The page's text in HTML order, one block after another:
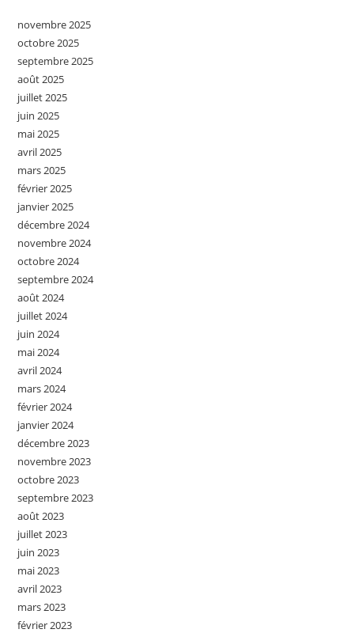
novembre 2025
octobre 2025
septembre 2025
août 2025
juillet 2025
juin 2025
mai 2025
avril 2025
mars 2025
février 2025
janvier 2025
décembre 2024
novembre 2024
octobre 2024
septembre 2024
août 2024
juillet 2024
juin 2024
mai 2024
avril 2024
mars 2024
février 2024
janvier 2024
décembre 2023
novembre 2023
octobre 2023
septembre 2023
août 2023
juillet 2023
juin 2023
mai 2023
avril 2023
mars 2023
février 2023